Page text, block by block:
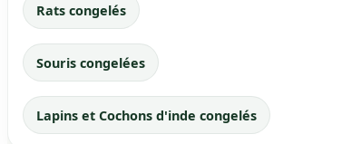
Rats congelés
Souris congelées
Lapins et Cochons d'inde congelés